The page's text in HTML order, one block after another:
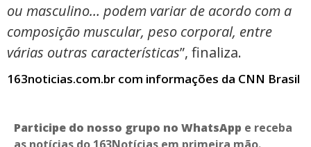
ou masculino… podem variar de acordo com a
composição muscular, peso corporal, entre
várias outras características”, finaliza.
163noticias.com.br com informações da CNN Brasil
Participe do nosso grupo no WhatsApp e receba